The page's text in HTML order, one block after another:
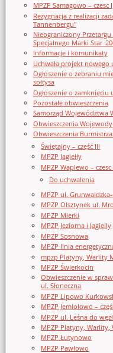
MPZP Samagowo – czesc I
Rezygnacja z realizacji
Tannenbergu"
Nieograniczony
Specjalnego Marki
Informacje i komunikaty
Uchwała projekt nowego
Ogłoszenie o zebraniu
sołtysa
Ogłoszenie o zamknięciu
Pozostałe obwieszczenia
Samorząd Województwa
Obwieszczenia
Obwieszczenia
Świętajny – część III
MPZP Jagiełły
MPZP Waplewo – czesc
Do uchwalenia
MPZP ul. Grunwaldzka-
MPZP Olsztynek ul.
MPZP Mierki
MPZP Jeziorna i Jagielly
MPZP Sosnowa
MPZP linia
mpzp Platyny, Warlity
MPZP Świerkocin
Obwieszczenie w
ul. Słoneczna
MPZP Lipowo
MPZP Jemiołowo –
MPZP ul. Leśna do
MPZP Platyny, Warlity,
MPZP Łutynowo
MPZP Pawłowo